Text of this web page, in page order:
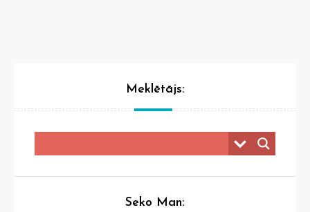
Meklētājs:
Seko Man: